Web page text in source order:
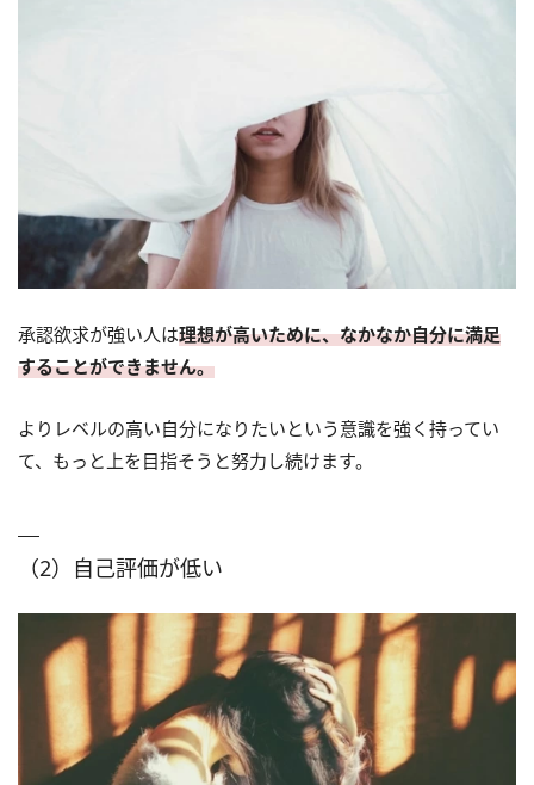
承認欲求が強い人は理想が高いために、なかなか自分に満足
することができません。
よりレベルの高い自分になりたいという意識を強く持ってい
て、もっと上を目指そうと努力し続けます。
（2）自己評価が低い